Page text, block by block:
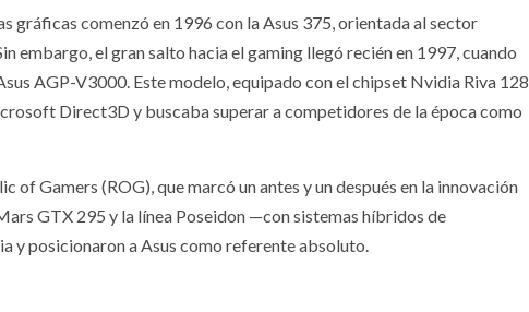
gráficas comenzó en 1996 con la Asus 375, orientada al sector
embargo, el gran salto hacia el gaming llegó recién en 1997, cuando
AGP-V3000. Este modelo, equipado con el chipset Nvidia Riva 128
Direct3D y buscaba superar a competidores de la época como
of Gamers (ROG), que marcó un antes y un después en la innovación
GTX 295 y la línea Poseidon —con sistemas híbridos de
y posicionaron a Asus como referente absoluto.